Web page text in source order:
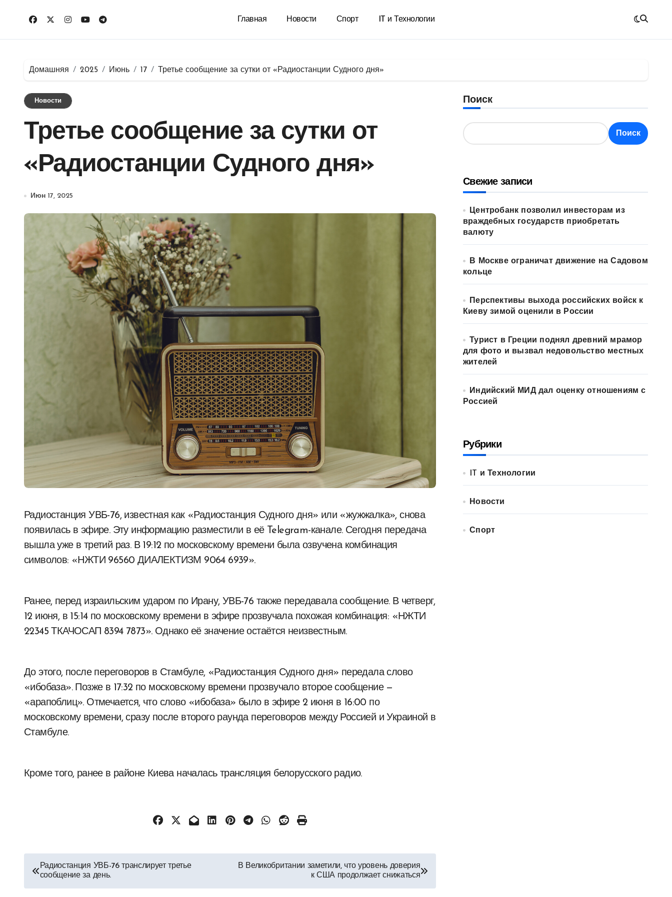
Главная Новости Спорт IT и Технологии
Домашняя 2025 Июнь 17 Третье сообщение за сутки от «Радиостанции Судного дня»
Новости
Третье сообщение за сутки от
«Радиостанции Судного дня»
Июн 17, 2025
Радиостанция УВБ-76, известная как «Радиостанция Судного дня» или «жужжалка», снова
появилась в эфире. Эту информацию разместили в её Telegram-канале. Сегодня передача
вышла уже в третий раз. В 19:12 по московскому времени была озвучена комбинация
символов: «НЖТИ 96560 ДИАЛЕКТИЗМ 9064 6939».
Ранее, перед израильским ударом по Ирану, УВБ-76 также передавала сообщение. В четверг,
12 июня, в 15:14 по московскому времени в эфире прозвучала похожая комбинация: «НЖТИ
22345 ТКАЧОСАП 8394 7873». Однако её значение остаётся неизвестным.
До этого, после переговоров в Стамбуле, «Радиостанция Судного дня» передала слово
«ибобаза». Позже в 17:32 по московскому времени прозвучало второе сообщение —
«арапоблиц». Отмечается, что слово «ибобаза» было в эфире 2 июня в 16:00 по
московскому времени, сразу после второго раунда переговоров между Россией и Украиной в
Стамбуле.
Кроме того, ранее в районе Киева началась трансляция белорусского радио.
Навигация
по
Радиостанция УВБ-76 транслирует третье
сообщение за день.
В Великобритании заметили, что уровень доверия
к США продолжает снижаться
Поиск
Поиск
Свежие записи
Центробанк позволил инвесторам из
враждебных государств приобретать
валюту
В Москве ограничат движение на Садовом
кольце
Перспективы выхода российских войск к
Киеву зимой оценили в России
Турист в Греции поднял древний мрамор
для фото и вызвал недовольство местных
жителей
Индийский МИД дал оценку отношениям с
Россией
Рубрики
IT и Технологии
Новости
Спорт